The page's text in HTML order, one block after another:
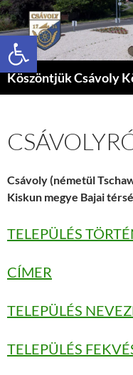
Eszköztár megnyitása
Keresés
Csávoly (németül
Kiskun megye Bajai
TELEPÜLÉS
CÍMER
TELEPÜLÉS
TELEPÜLÉS